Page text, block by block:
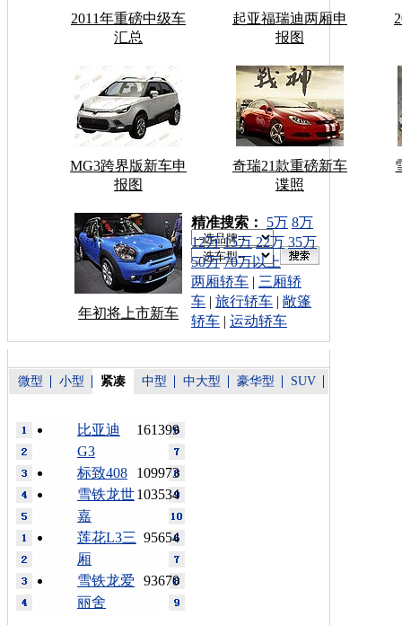
2011年重磅中级车
汇总
起亚福瑞迪两厢申
报图
MG3跨界版新车申
报图
奇瑞21款重磅新车
谍照
年初将上市新车
车型搜索：
精准搜索： 5万 8万
12万 15万 22万 35万
50万 70万以上
两厢轿车 | 三厢轿
车 | 旅行轿车 | 敞篷
轿车 | 运动轿车
微型 小型 紧凑 中型 中大型 豪华型 SUV
161399
比亚迪
G3
109973
标致408
103534
雪铁龙世
嘉
95654
莲花L3三
厢
93670
雪铁龙爱
丽舍